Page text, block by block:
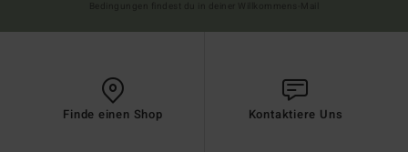
Finde einen Shop Kontaktiere Uns